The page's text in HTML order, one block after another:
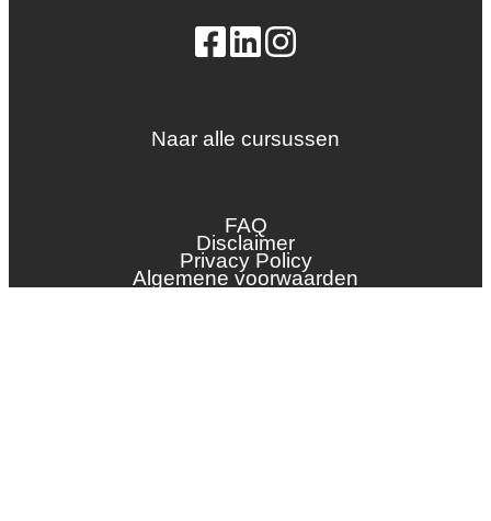
Naar alle cursussen
Zonne-energie
Duurzaamheid
FAQ
Disclaimer
Privacy Policy
Algemene voorwaarden